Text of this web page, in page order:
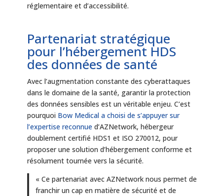
réglementaire et d’accessibilité.
Partenariat stratégique
pour l’hébergement HDS
des données de santé
Avec l’augmentation constante des cyberattaques
dans le domaine de la santé, garantir la protection
des données sensibles est un véritable enjeu. C’est
pourquoi Bow Medical a choisi de s’appuyer sur
l’expertise reconnue d’AZNetwork, hébergeur
doublement certifié HDS1 et ISO 270012, pour
proposer une solution d’hébergement conforme et
résolument tournée vers la sécurité.
« Ce partenariat avec AZNetwork nous permet de
franchir un cap en matière de sécurité et de